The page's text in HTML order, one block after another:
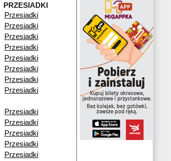
PRZESIADKI
Przesiadki
Przesiadki
Przesiadki
Przesiadki
Przesiadki
Przesiadki
Przesiadki
Przesiadki
Przesiadki
Przesiadki
Przesiadki
Przesiadki
Przesiadki